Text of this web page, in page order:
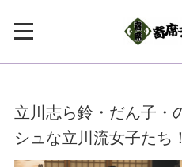
立川志ら鈴・だん子・
シュな立川流女子たち！